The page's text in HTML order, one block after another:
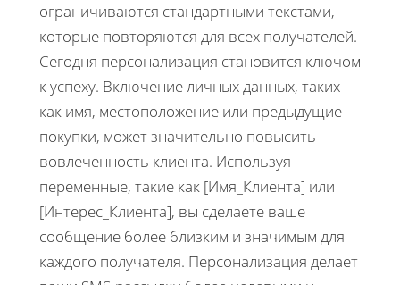
ограничиваются стандартными текстами,
которые повторяются для всех получателей.
Сегодня персонализация становится ключом
к успеху. Включение личных данных, таких
как имя, местоположение или предыдущие
покупки, может значительно повысить
вовлеченность клиента. Используя
переменные, такие как [Имя_Клиента] или
[Интерес_Клиента], вы сделаете ваше
сообщение более близким и значимым для
каждого получателя. Персонализация делает